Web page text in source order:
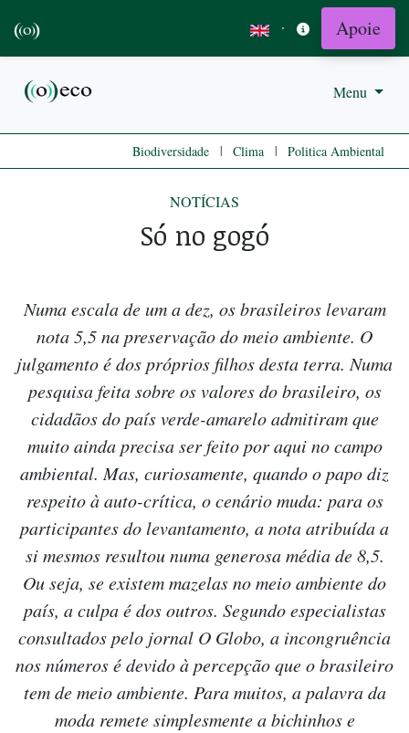
· Apoie
Menu
Biodiversidade | Clima | Politica Ambiental
NOTÍCIAS
Só no gogó
Numa escala de um a dez, os brasileiros levaram
nota 5,5 na preservação do meio ambiente. O
julgamento é dos próprios filhos desta terra. Numa
pesquisa feita sobre os valores do brasileiro, os
cidadãos do país verde-amarelo admitiram que
muito ainda precisa ser feito por aqui no campo
ambiental. Mas, curiosamente, quando o papo diz
respeito à auto-crítica, o cenário muda: para os
participantes do levantamento, a nota atribuída a
si mesmos resultou numa generosa média de 8,5.
Ou seja, se existem mazelas no meio ambiente do
país, a culpa é dos outros. Segundo especialistas
consultados pelo jornal O Globo, a incongruência
nos números é devido à percepção que o brasileiro
tem de meio ambiente. Para muitos, a palavra da
moda remete simplesmente a bichinhos e